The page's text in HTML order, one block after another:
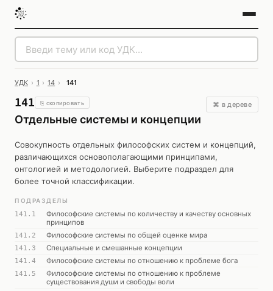
УДК › 1 › 14 › 141
141 ⎘ скопировать
Отдельные системы и концепции
⌘ в дереве
Совокупность отдельных философских систем и концепций,
различающихся основополагающими принципами,
онтологией и методологией. Выберите подраздел для
более точной классификации.
ПОДРАЗДЕЛЫ
141.1
Философские системы по количеству и качеству основных
принципов
141.2 Философские системы по общей оценке мира
141.3 Специальные и смешанные концепции
141.4 Философские системы по отношению к проблеме бога
141.5
Философские системы по отношению к проблеме
существования души и свободы воли